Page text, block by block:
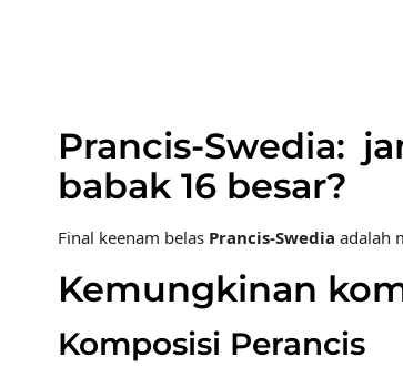
Prancis-Swedia:
babak 16 besar?
Final keenam belas Prancis-Swedia adalah
Kemungkinan
Komposisi Perancis